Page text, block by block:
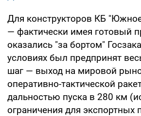
Для конструкторов КБ
— фактически имея готовый
оказались "за бортом"
условиях был предпринят
шаг — выход на мировой
оперативно-тактической
дальностью пуска в 280 км
ограничения для экспортных